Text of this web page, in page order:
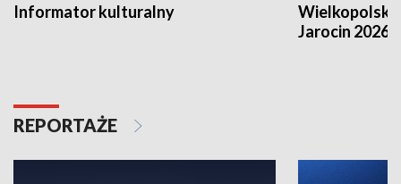
Informator kulturalny
Jarocin 2026
REPORTAŻE